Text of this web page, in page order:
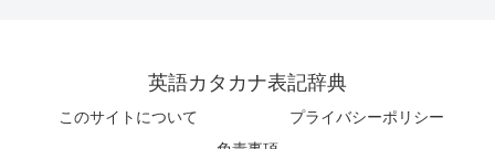
英語カタカナ表記辞典
このサイトについて
プライバシーポリシー